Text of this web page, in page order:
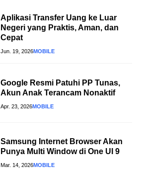
Aplikasi Transfer Uang ke Luar
Negeri yang Praktis, Aman, dan
Cepat
Jun. 19, 2026MOBILE
Google Resmi Patuhi PP Tunas,
Akun Anak Terancam Nonaktif
Apr. 23, 2026MOBILE
Samsung Internet Browser Akan
Punya Multi Window di One UI 9
Mar. 14, 2026MOBILE